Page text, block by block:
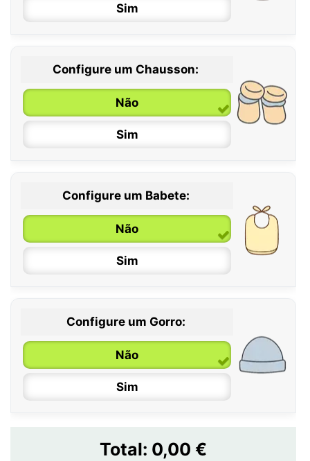
Sim
0 / 6 meses
6 / 12 meses
12 / 18 meses
Configure um Chausson:
Não
Sim
Configure um Babete:
Não
Sim
Configure um Gorro:
Não
Sim
Total: 0,00 €